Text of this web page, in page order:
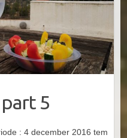
5
: 4 december 2016 tem